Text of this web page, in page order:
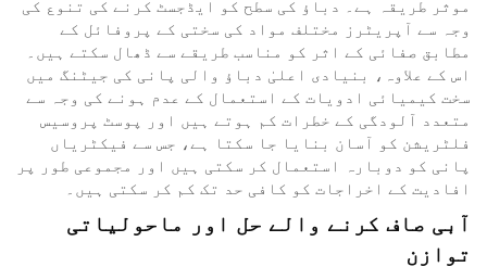
موثر طریقہ ہے۔ دباؤ کی سطح کو ایڈجسٹ کرنے کی تنوع کی
وجہ سے آپریٹرز مختلف مواد کی سختی کے پروفائل کے
مطابق صفائی کے اثر کو مناسب طریقے سے ڈھال سکتے ہیں۔
اس کے علاوہ، بنیادی اعلیٰ دباؤ والی پانی کی جیٹنگ میں
سخت کیمیائی ادویات کے استعمال کے عدم ہونے کی وجہ سے
متعدد آلودگی کے خطرات کم ہوتے ہیں اور پوسٹ پروسیس
فلٹریشن کو آسان بنایا جا سکتا ہے، جس سے فیکٹریاں
پانی کو دوبارہ استعمال کر سکتی ہیں اور مجموعی طور پر
افادیت کے اخراجات کو کافی حد تک کم کر سکتی ہیں۔
آبی صاف کرنے والے حل اور ماحولیاتی
توازن